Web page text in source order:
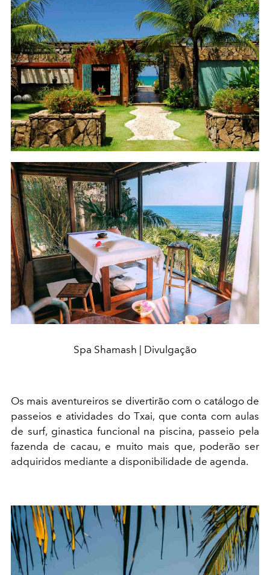
Spa Shamash | Divulgação
Os mais aventureiros se divertirão com o catálogo de
passeios e atividades do Txai, que conta com aulas
de surf, ginastica funcional na piscina, passeio pela
fazenda de cacau, e muito mais que, poderão ser
adquiridos mediante a disponibilidade de agenda.